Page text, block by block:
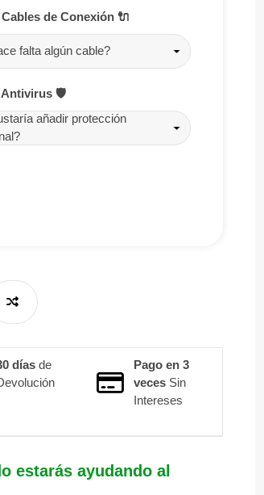
de Conexión 🔌
falta algún cable?
Antivirus 🛡️
añadir protección
díasde
Pago en 3
veces Sin
Intereses
estarás ayudando al